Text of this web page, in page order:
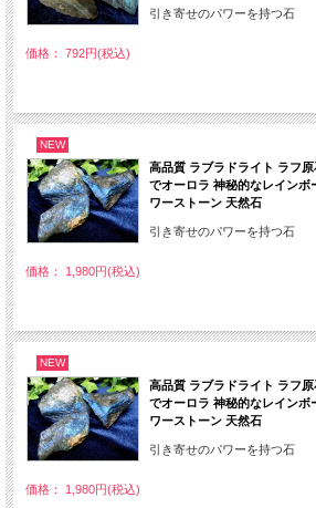
引き寄せのパワーを持つ石
価格： 792円(税込)
NEW
高品質 ラブラドライト ラフ
でオーロラ 神秘的なレインボ
ワーストーン 天然石
引き寄せのパワーを持つ石
価格： 1,980円(税込)
NEW
高品質 ラブラドライト ラフ
でオーロラ 神秘的なレインボ
ワーストーン 天然石
引き寄せのパワーを持つ石
価格： 1,980円(税込)